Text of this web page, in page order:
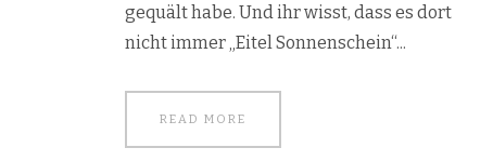
gequält habe. Und ihr wisst, dass es dort
nicht immer „Eitel Sonnenschein“...
READ MORE